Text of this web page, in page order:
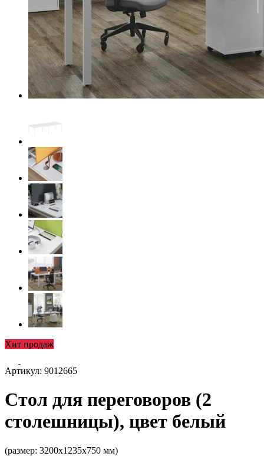
Хит продаж
Артикул: 9012665
Стол для переговоров (2
столешницы), цвет белый
(размер: 3200х1235х750 мм)